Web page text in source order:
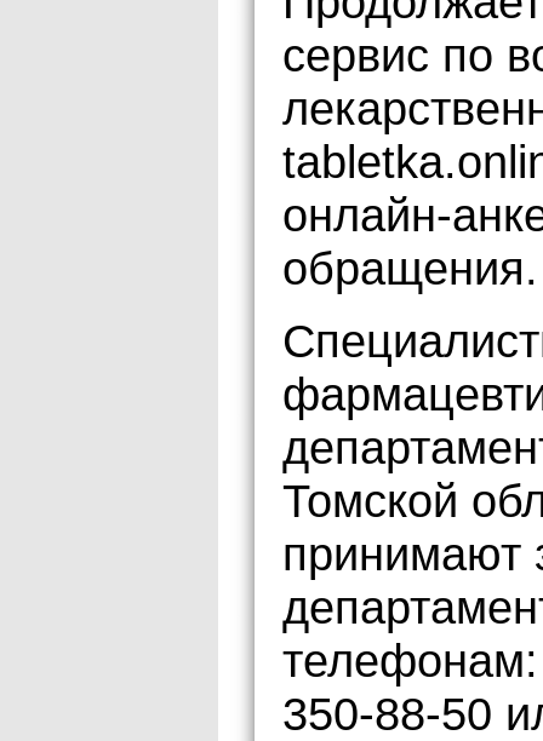
сервис по
онлайн-
обращения.
Томской
принимают
350-88-50